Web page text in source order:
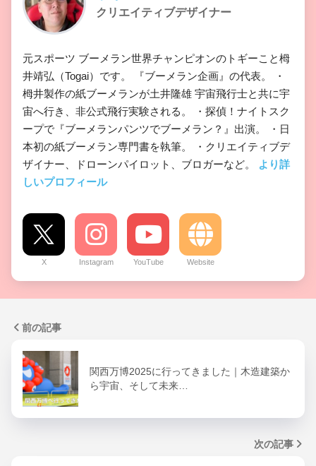
クリエイティブデザイナー
元スポーツ ブーメラン世界チャンピオンのトギーこと栂
井靖弘（Togai）です。 『ブーメラン企画』の代表。 ・
栂井製作の紙ブーメランが土井隆雄 宇宙飛行士と共に宇
宙へ行き、非公式飛行実験される。 ・探偵！ナイトスク
ープで『ブーメランパンツでブーメラン？』出演。 ・日
本初の紙ブーメラン専門書を執筆。 ・クリエイティブデ
ザイナー、ドローンパイロット、ブロガーなど。
より詳
しいプロフィール
X Instagram YouTube Website
前の記事
関西万博2025に行ってきました｜木造建築か
ら宇宙、そして未来…
次の記事